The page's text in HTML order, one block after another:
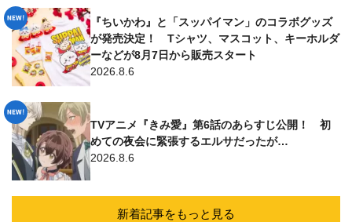
『ちいかわ』と「スッパイマン」のコラボグッズ
が発売決定！ Tシャツ、マスコット、キーホルダ
ーなどが8月7日から販売スタート
2026.8.6
TVアニメ『きみ愛』第6話のあらすじ公開！ 初
めての夜会に緊張するエルサだったが…
2026.8.6
新着記事をもっと見る